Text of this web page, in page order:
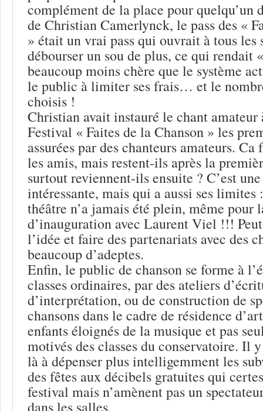
complément de la place pour quelqu’un
de Christian Camerlynck, le pass des «
» était un vrai pass qui ouvrait à tous les
débourser un sou de plus, ce qui rendait
beaucoup moins chère que le système
le public à limiter ses frais… et le
choisis !
Christian avait instauré le chant amateur
Festival « Faites de la Chanson » les
assurées par des chanteurs amateurs.
les amis, mais restent-ils après la
surtout reviennent-ils ensuite ? C’est
intéressante, mais qui a aussi ses limites
théâtre n’a jamais été plein, même pour
d’inauguration avec Laurent Viel !!!
l’idée et faire des partenariats avec des
beaucoup d’adeptes.
Enfin, le public de chanson se forme à
classes ordinaires, par des ateliers
d’interprétation, ou de construction de
chansons dans le cadre de résidence
enfants éloignés de la musique et pas
motivés des classes du conservatoire. Il
là à dépenser plus intelligemment les
des fêtes aux décibels gratuites qui
festival mais n’amènent pas un
dans les salles.